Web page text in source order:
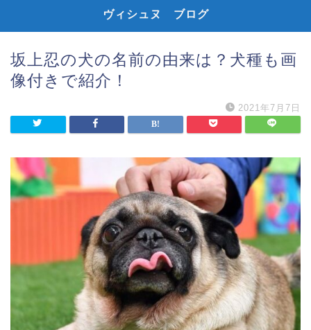
ヴィシュヌ ブログ
坂上忍の犬の名前の由来は？犬種も画
像付きで紹介！
2021年7月7日